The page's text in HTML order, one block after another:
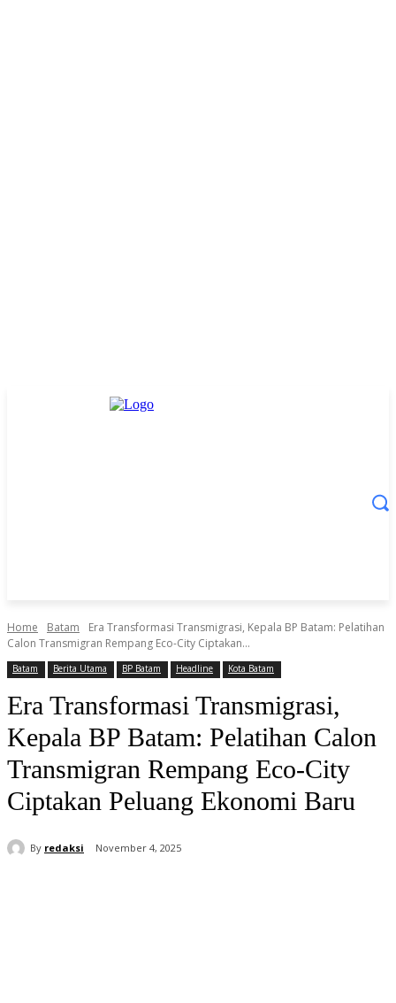
Home Batam
Era Transformasi Transmigrasi, Kepala BP Batam: Pelatihan
Calon Transmigran Rempang Eco-City Ciptakan...
Batam Berita Utama BP Batam Headline Kota Batam
Era Transformasi Transmigrasi,
Kepala BP Batam: Pelatihan Calon
Transmigran Rempang Eco-City
Ciptakan Peluang Ekonomi Baru
By redaksi November 4, 2025